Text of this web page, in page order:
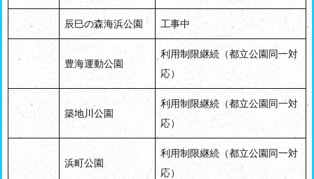
辰巳の森海浜公園 工事中
豊海運動公園
利用制限継続（都立公園同一対
応）
築地川公園
利用制限継続（都立公園同一対
応）
浜町公園
利用制限継続（都立公園同一対
応）